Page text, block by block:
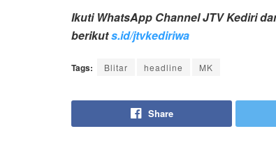
Ikuti WhatsApp Channel JTV Kediri
berikuts.id/jtvkediriwa
Tags: Blitar headline MK
Share